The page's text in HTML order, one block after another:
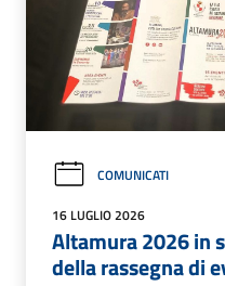
COMUNICATI
16 LUGLIO 2026
Altamura 2026 in
della rassegna di